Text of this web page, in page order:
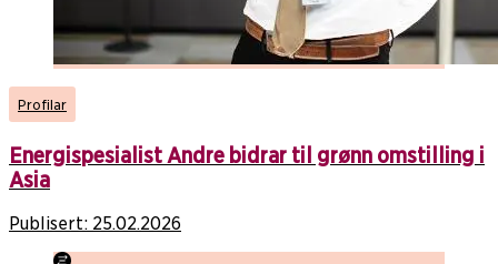
Profilar
Energispesialist Andre bidrar til grønn omstilling i
Asia
Publisert: 25.02.2026